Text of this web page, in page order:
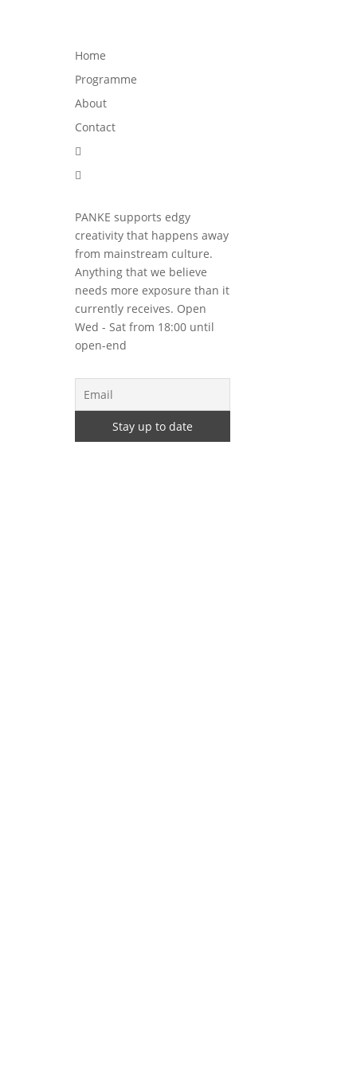
Home
Programme
About
Contact


PANKE supports edgy
creativity that happens away
from mainstream culture.
Anything that we believe
needs more exposure than it
currently receives. Open
Wed - Sat from 18:00 until
open-end